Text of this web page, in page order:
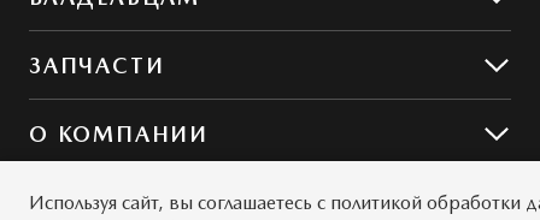
Сервис и ремонт
Обслуживание
Кузовной ремонт
ЗАПЧАСТИ
MZD Oil & Parts
О КОМПАНИИ
Конфиденциальность
Используя сайт, вы соглашаетесь с политикой обработки